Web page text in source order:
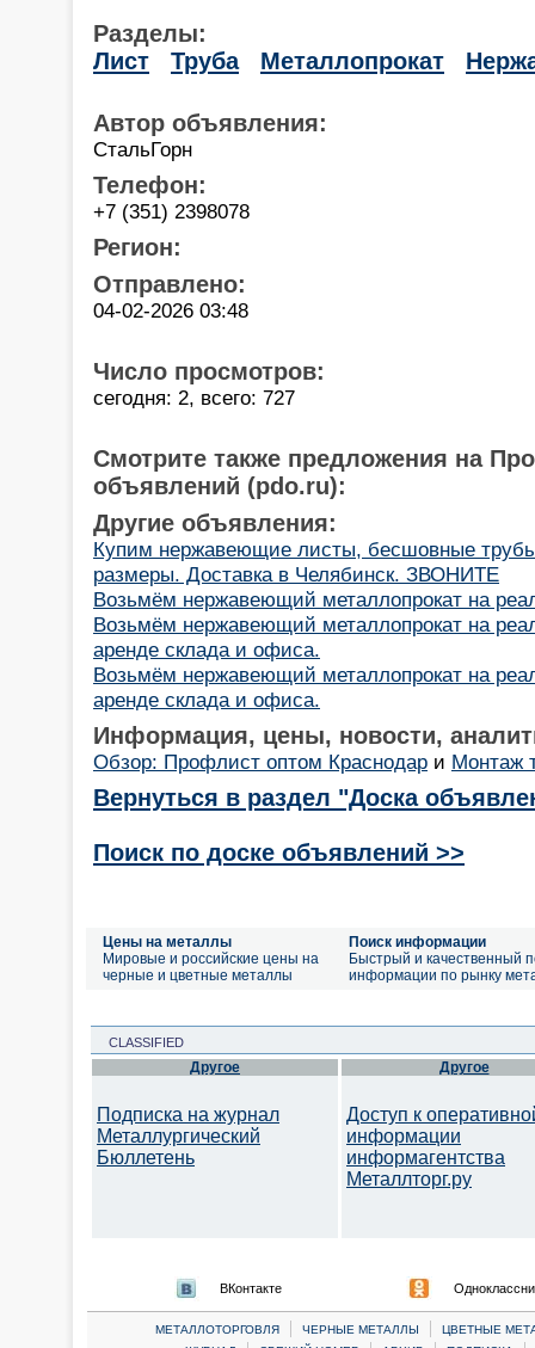
Разделы:
Лист
Труба Металлопрокат
Автор объявления:
СтальГорн
Телефон:
+7 (351) 2398078
Регион:
Отправлено:
04-02-2026 03:48
Число просмотров:
сегодня: 2, всего: 727
Смотрите также предложения на
объявлений (pdo.ru):
Другие объявления:
Купим нержавеющие листы, бесшовные
размеры. Доставка в Челябинск. ЗВОНИТЕ
Возьмём нержавеющий металлопрокат на
Возьмём нержавеющий металлопрокат на
аренде склада и офиса.
Возьмём нержавеющий металлопрокат на
аренде склада и офиса.
Информация, цены, новости,
Обзор: Профлист оптом Краснодар и Монтаж
Вернуться в раздел "Доска
Поиск по доске объявлений >>
Цены на металлы
Мировые и российские цены на
черные и цветные металлы
Поиск информации
Быстрый и качественный
информации по рынку
CLASSIFIED
Другое
Подписка на журнал
Металлургический
Бюллетень
Другое
Доступ к
информации
информагентства
Металлторг.ру
ВКонтакте
МЕТАЛЛОТОРГОВЛЯ | ЧЕРНЫЕ МЕТАЛЛЫ |
ЦВЕТНЫЕ